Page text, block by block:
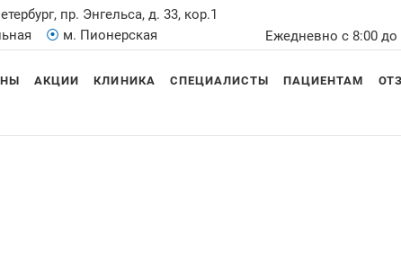
пр. Энгельса, д. 33, кор.1
⦿ м. Пионерская Ежедневно с 8:00 до
АКЦИИ КЛИНИКА СПЕЦИАЛИСТЫ ПАЦИЕНТАМ